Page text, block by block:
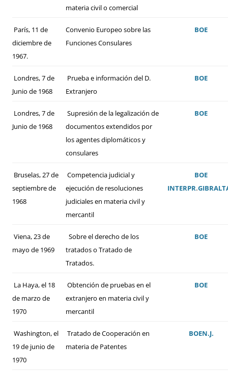
materia civil o comercial
París, 11 de
diciembre de
1967.
Convenio Europeo sobre las
Funciones Consulares
BOE
Londres, 7 de
Junio de 1968
Prueba e información del D.
Extranjero
BOE
Londres, 7 de
Junio de 1968
Supresión de la legalización de
documentos extendidos por
los agentes diplomáticos y
consulares
BOE
Bruselas, 27 de
septiembre de
1968
Competencia judicial y
ejecución de resoluciones
judiciales en materia civil y
mercantil
BOE
INTERPR.
Viena, 23 de
mayo de 1969
Sobre el derecho de los
tratados o Tratado de
Tratados.
BOE
La Haya, el 18
de marzo de
1970
Obtención de pruebas en el
extranjero en materia civil y
mercantil
BOE
Washington, el
19 de junio de
1970
Tratado de Cooperación en
materia de Patentes
BOEN.J.